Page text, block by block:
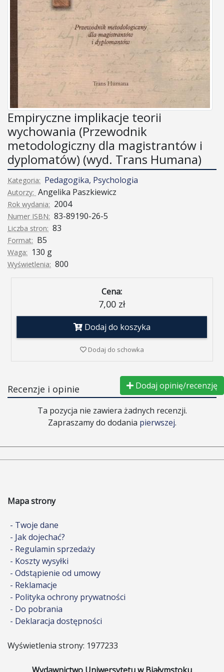
Empiryczne implikacje teorii
wychowania (Przewodnik
metodologiczny dla magistrantów i
dyplomatów) (wyd. Trans Humana)
Kategoria: Pedagogika, Psychologia
Autorzy: Angelika Paszkiewicz
Rok wydania: 2004
Numer ISBN: 83-89190-26-5
Liczba stron: 83
Format: B5
Waga: 130 g
Wyświetlenia: 800
Cena:
7,00 zł
Dodaj do koszyka
Dodaj do schowka
Recenzje i opinie Dodaj opinię/recenzję
Ta pozycja nie zawiera żadnych recenzji.
Zapraszamy do dodania pierwszej.
Mapa strony
- Twoje dane
- Jak dojechać?
- Regulamin sprzedaży
- Koszty wysyłki
- Odstąpienie od umowy
- Reklamacje
- Polityka ochrony prywatności
- Do pobrania
- Deklaracja dostępności
Wyświetlenia strony: 1977233